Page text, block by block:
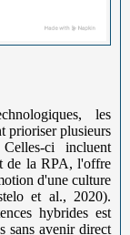
les
prioriser plusieurs
ci incluent
de la RPA, l'offre
d'une culture
et al., 2020).
hybrides est
sans avenir direct